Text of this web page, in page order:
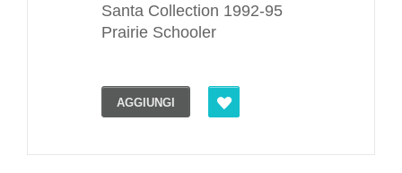
Santa Collection 1992-95
Prairie Schooler
AGGIUNGI